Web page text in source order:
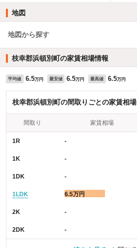
地図
地図から探す
枝幸郡浜頓別町の家賃相場情報
平均値 6.5万円 最安値 6.5万円 最高値 6.5万円
枝幸郡浜頓別町の間取りごとの家賃相場
間取り 家賃相場
1R -
1K -
1DK -
1LDK 6.5万円
2K -
2DK -